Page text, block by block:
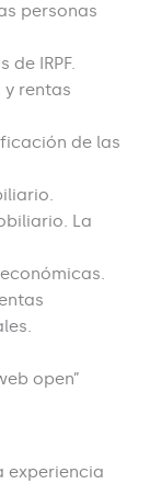
personas
de IRPF.
y rentas
de las
La
open”
experiencia